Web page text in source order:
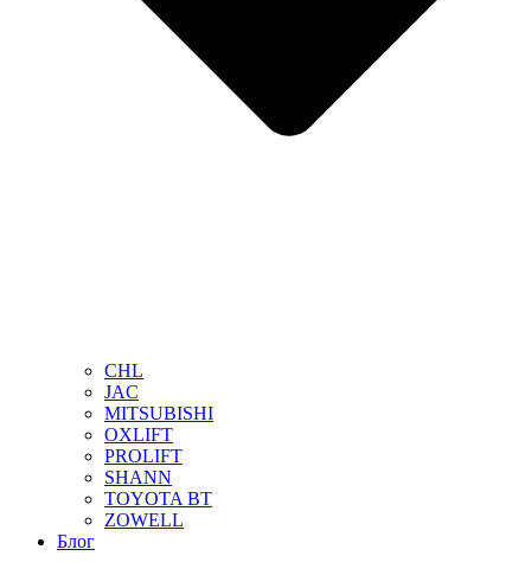
CHL
JAC
MITSUBISHI
OXLIFT
PROLIFT
SHANN
TOYOTA BT
ZOWELL
Блог